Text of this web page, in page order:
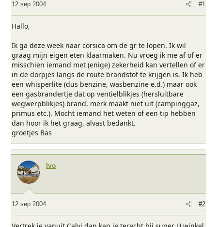
12 sep 2004 #1
Hallo,
Ik ga deze week naar corsica om de gr te lopen. Ik wil
graag mijn eigen eten klaarmaken. Nu vroeg ik me af of er
misschien iemand met (enige) zekerheid kan vertellen of er
in de dorpjes langs de route brandstof te krijgen is. Ik heb
een whisperlite (dus benzine, wasbenzine e.d.) maar ook
een gasbrandertje dat op ventielblikjes (hersluitbare
wegwerpblikjes) brand, merk maakt niet uit (campinggaz,
primus etc.). Mocht iemand het weten of een tip hebben
dan hoor ik het graag, alvast bedankt.
groetjes Bas
Ivo
12 sep 2004 #2